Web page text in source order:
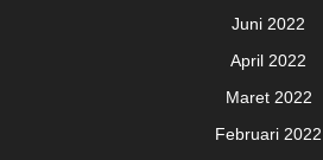
Juni 2022
April 2022
Maret 2022
Februari 2022